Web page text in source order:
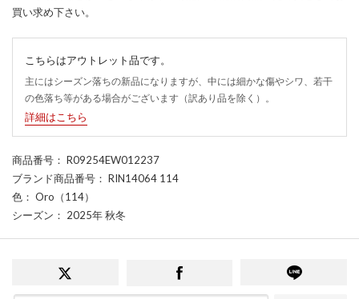
買い求め下さい。
こちらはアウトレット品です。
主にはシーズン落ちの新品になりますが、中には細かな傷やシワ、若干
の色落ち等がある場合がございます（訳あり品を除く）。
詳細はこちら
商品番号 ： R09254EW012237
ブランド商品番号 ： RIN14064 114
色 ： Oro（114）
シーズン ： 2025年 秋冬